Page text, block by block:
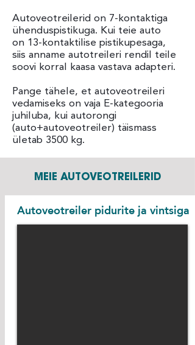
Autoveotreilerid on 7-kontaktiga
ühenduspistikuga. Kui teie auto
on 13-kontaktilise pistikupesaga,
siis anname autotreileri rendil teile
soovi korral kaasa vastava adapteri.
Pange tähele, et autoveotreileri
vedamiseks on vaja E-kategooria
juhiluba, kui autorongi
(auto+autoveotreiler) täismass
ületab 3500 kg.
MEIE AUTOVEOTREILERID
Autoveotreiler pidurite ja vintsiga